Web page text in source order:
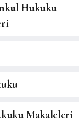
Hukuku
Makaleleri